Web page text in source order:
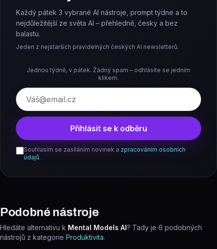
Každý pátek 3 vybrané AI nástroje, prompt týdne a to
nejdůležitější ze světa AI – přehledně, česky a bez
balastu.
Jeden z nejstarších pravidelných českých AI newsletterů.
Jednou týdně, v pátek. Žádný spam – odhlásíte se jedním
klikem.
E-mail
Přihlásit se k odběru
Souhlasím se zasíláním novinek a zpracováním osobních
údajů.
Podobné nástroje
Hledáte alternativu k Mental Models AI? Tady je 6 podobných
nástrojů z kategorie Produktivita.